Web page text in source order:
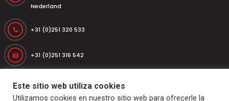
Nederland
+31 (0)251 320 533
+31 (0)251 316 542
repa@repatransportbanden.nl
Este sitio web utiliza cookies
Utilizamos cookies en nuestro sitio web para ofrecerle la